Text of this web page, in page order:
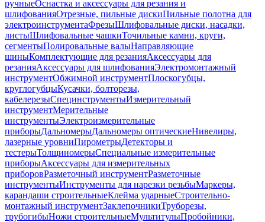
ручныеОснастка и аксессуары для резания и
шлифованияОтрезные, пильные дискиПильные полотна для
электроинструментаФрезыШлифовальные диски, насадки,
листыШлифовальные чашкиТочильные камни, круги,
сегментыПолировальные валыНаправляющие
шиныКомплектующие для резанияАксессуары для
резанияАксессуары для шлифованияЭлектромонтажный
инструментОбжимной инструментПлоскогубцы,
круглогубцыКусачки, болторезы,
кабелерезыСпецинструментыИзмерительный
инструментМерительные
инструментыЭлектроизмерительные
приборыДальномерыДальномеры оптическиеНивелиры,
лазерные уровниПирометрыДетекторы и
тестерыТолщиномерыСпециальные измерительные
приборыАксессуары для измерительных
приборовРазметочный инструментРазметочные
инструментыИнструменты для нарезки резьбыМаркеры,
карандаши строительныеКлейма ударныеСтроительно-
монтажный инструментЗаклепочникиТруборезы,
трубогибыНожи строительныеМультитулыПробойники,